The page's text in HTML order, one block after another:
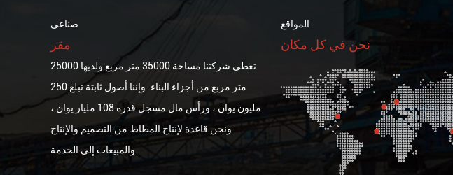
صناعي
مقر
تغطي شركتنا مساحة 35000 متر مربع ولديها 25000
متر مربع من أجزاء البناء. وإننا أصول ثابتة تبلغ 250
مليون يوان ، ورأس مال مسجل قدره 108 مليار يوان ،
ونحن قاعدة لإنتاج المطاط من التصميم والإنتاج
والمبيعات إلى الخدمة.
المواقع
نحن في كل مكان